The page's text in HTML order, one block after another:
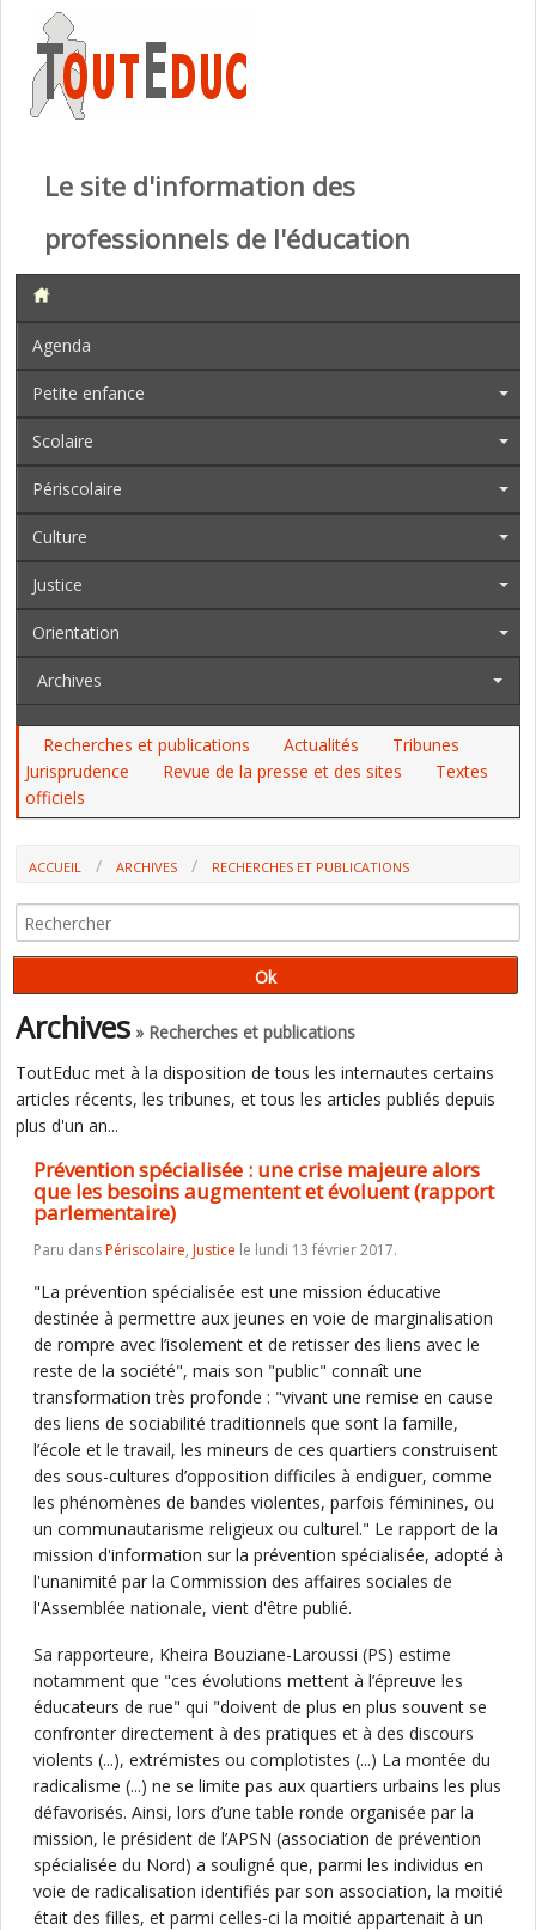
Le site d'information des
professionnels de l'éducation
Agenda
Petite enfance
Scolaire
Périscolaire
Culture
Justice
Orientation
Archives
Recherches et publications Actualités
Tribunes
Jurisprudence
Revue de la presse et des sites
Textes
officiels
ACCUEIL ARCHIVES
RECHERCHES ET PUBLICATIONS
BESOINS AUGMENTENT ET ÉVOLUENT (RAPPORT PARLEMENTAIRE)
Archives » Recherches et publications
ToutEduc met à la disposition de tous les internautes certains
articles récents, les tribunes, et tous les articles publiés depuis
plus d'un an...
Prévention spécialisée : une crise majeure alors
que les besoins augmentent et évoluent (rapport
parlementaire)
Paru dansPériscolaire, Justice le lundi 13 février 2017.
"La prévention spécialisée est une mission éducative
destinée à permettre aux jeunes en voie de marginalisation
de rompre avec l’isolement et de retisser des liens avec le
reste de la société", mais son "public" connaît une
transformation très profonde : "vivant une remise en cause
des liens de sociabilité traditionnels que sont la famille,
l’école et le travail, les mineurs de ces quartiers construisent
des sous-cultures d’opposition difficiles à endiguer, comme
les phénomènes de bandes violentes, parfois féminines, ou
un communautarisme religieux ou culturel." Le rapport de la
mission d'information sur la prévention spécialisée, adopté à
l'unanimité par la Commission des affaires sociales de
l'Assemblée nationale, vient d'être publié.
Sa rapporteure, Kheira Bouziane-Laroussi (PS) estime
notamment que "ces évolutions mettent à l’épreuve les
éducateurs de rue" qui "doivent de plus en plus souvent se
confronter directement à des pratiques et à des discours
violents (...), extrémistes ou complotistes (...) La montée du
radicalisme (...) ne se limite pas aux quartiers urbains les plus
défavorisés. Ainsi, lors d’une table ronde organisée par la
mission, le président de l’APSN (association de prévention
spécialisée du Nord) a souligné que, parmi les individus en
voie de radicalisation identifiés par son association, la moitié
était des filles, et parmi celles-ci la moitié appartenait à un